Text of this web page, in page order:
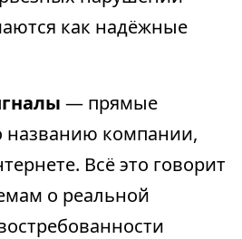
как надёжные
— прямые
названию компании,
Всё это говорит
о реальной